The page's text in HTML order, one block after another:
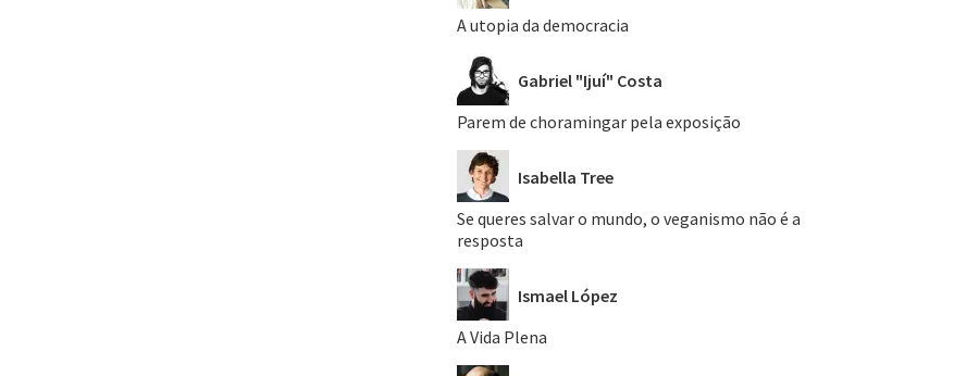
A utopia da democracia
Gabriel "Ijuí" Costa
Parem de choramingar pela exposição
Isabella Tree
Se queres salvar o mundo, o veganismo não é a
resposta
Ismael López
A Vida Plena